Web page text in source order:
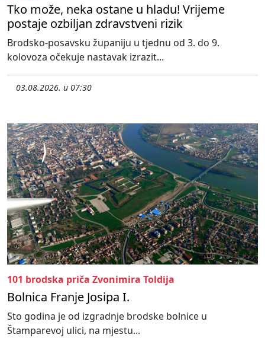
Tko može, neka ostane u hladu! Vrijeme
postaje ozbiljan zdravstveni rizik
Brodsko-posavsku županiju u tjednu od 3. do 9.
kolovoza očekuje nastavak izrazit...
03.08.2026. u 07:30
101 brodska priča Zvonimira Toldija
Bolnica Franje Josipa I.
Sto godina je od izgradnje brodske bolnice u
Štamparevoj ulici, na mjestu...